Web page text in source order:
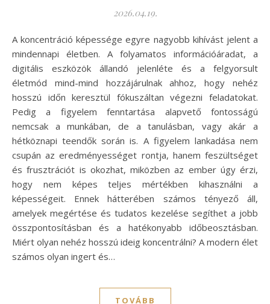
2026.04.19.
A koncentráció képessége egyre nagyobb kihívást jelent a
mindennapi életben. A folyamatos információáradat, a
digitális eszközök állandó jelenléte és a felgyorsult
életmód mind-mind hozzájárulnak ahhoz, hogy nehéz
hosszú időn keresztül fókuszáltan végezni feladatokat.
Pedig a figyelem fenntartása alapvető fontosságú
nemcsak a munkában, de a tanulásban, vagy akár a
hétköznapi teendők során is. A figyelem lankadása nem
csupán az eredményességet rontja, hanem feszültséget
és frusztrációt is okozhat, miközben az ember úgy érzi,
hogy nem képes teljes mértékben kihasználni a
képességeit. Ennek hátterében számos tényező áll,
amelyek megértése és tudatos kezelése segíthet a jobb
összpontosításban és a hatékonyabb időbeosztásban.
Miért olyan nehéz hosszú ideig koncentrálni? A modern élet
számos olyan ingert és…
TOVÁBB